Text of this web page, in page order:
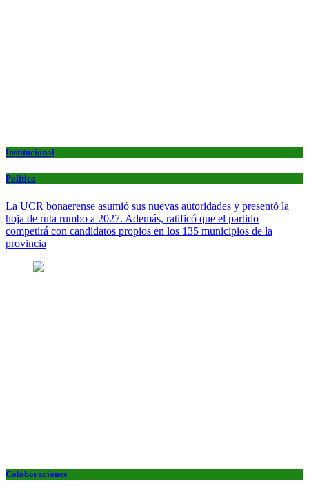
Institucional
Politica
La UCR bonaerense asumió sus nuevas autoridades y presentó la
hoja de ruta rumbo a 2027. Además, ratificó que el partido
competirá con candidatos propios en los 135 municipios de la
provincia
Colaboraciones